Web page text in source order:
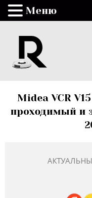
Midea VCR
проходимый и
Меню